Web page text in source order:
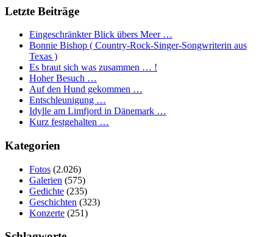
Letzte Beiträge
Eingeschränkter Blick übers Meer …
Bonnie Bishop ( Country-Rock-Singer-Songwriterin aus
Texas )
Es braut sich was zusammen … !
Hoher Besuch …
Auf den Hund gekommen …
Entschleunigung …
Idylle am Limfjord in Dänemark …
Kurz festgehalten …
Kategorien
Fotos (2.026)
Galerien (575)
Gedichte (235)
Geschichten (323)
Konzerte (251)